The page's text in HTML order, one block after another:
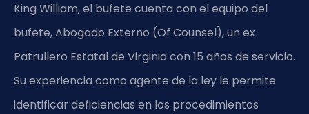
King William, el bufete cuenta con el equipo del
bufete, Abogado Externo (Of Counsel), un ex
Patrullero Estatal de Virginia con 15 años de servicio.
Su experiencia como agente de la ley le permite
identificar deficiencias en los procedimientos